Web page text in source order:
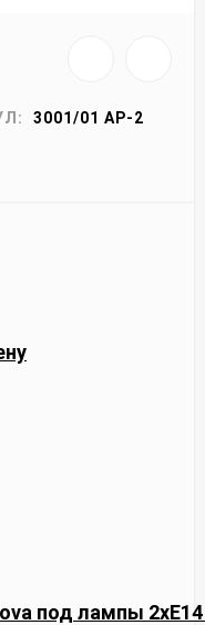
3001/01 AP-2
под лампы 2xE14